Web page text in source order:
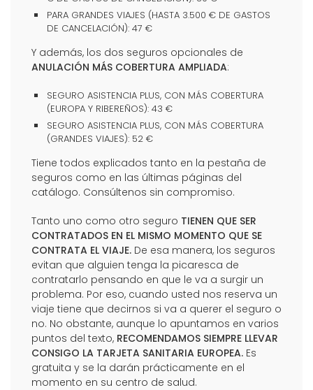
PARA GRANDES VIAJES (HASTA 3.500 € DE GASTOS
DE CANCELACIÓN): 47 €
Y además, los dos seguros opcionales de
ANULACIÓN MÁS COBERTURA AMPLIADA:
SEGURO ASISTENCIA PLUS, CON MÁS COBERTURA
(EUROPA Y RIBEREÑOS): 43 €
SEGURO ASISTENCIA PLUS, CON MÁS COBERTURA
(GRANDES VIAJES): 52 €
Tiene todos explicados tanto en la pestaña de
seguros como en las últimas páginas del
catálogo. Consúltenos sin compromiso.
Tanto uno como otro seguro TIENEN QUE SER
CONTRATADOS EN EL MISMO MOMENTO QUE SE
CONTRATA EL VIAJE. De esa manera, los seguros
evitan que alguien tenga la picaresca de
contratarlo pensando en que le va a surgir un
problema. Por eso, cuando usted nos reserva un
viaje tiene que decirnos si va a querer el seguro o
no. No obstante, aunque lo apuntamos en varios
puntos del texto, RECOMENDAMOS SIEMPRE LLEVAR
CONSIGO LA TARJETA SANITARIA EUROPEA. Es
gratuita y se la darán prácticamente en el
momento en su centro de salud.